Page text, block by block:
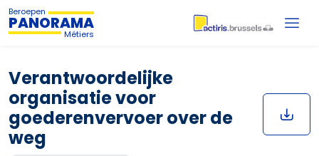
Beroepen
PANORAMA
Métiers
Verantwoordelijke
organisatie voor
goederenvervoer over de
weg